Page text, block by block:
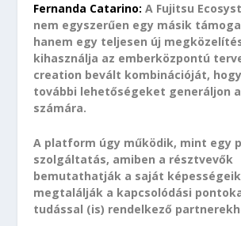
Fernanda Catarino: A Fujitsu
nem egyszerűen egy másik
hanem egy teljesen új
kihasználja az emberközpontú
creation bevált kombinációját,
további lehetőségeket generáljon
számára.
A platform úgy működik, mint egy
szolgáltatás, amiben a résztvevők
bemutathatják a saját
megtalálják a kapcsolódási
tudással (is) rendelkező